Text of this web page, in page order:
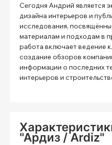
Сегодня Андрий является
дизайна интерьеров и
исследования,
материалам и подходам в
работа включает ведение
создание обзоров
информации о последних
интерьеров и
"Ардиз / Ardiz"